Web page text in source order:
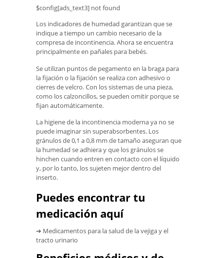
$config[ads_text3] not found
Los indicadores de humedad garantizan que se
indique a tiempo un cambio necesario de la
compresa de incontinencia. Ahora se encuentra
principalmente en pañales para bebés.
Se utilizan puntos de pegamento en la braga para
la fijación o la fijación se realiza con adhesivo o
cierres de velcro. Con los sistemas de una pieza,
como los calzoncillos, se pueden omitir porque se
fijan automáticamente.
La higiene de la incontinencia moderna ya no se
puede imaginar sin superabsorbentes. Los
gránulos de 0,1 a 0,8 mm de tamaño aseguran que
la humedad se adhiera y que los gránulos se
hinchen cuando entren en contacto con el líquido
y, por lo tanto, los sujeten mejor dentro del
inserto.
Puedes encontrar tu
medicación aquí
➔ Medicamentos para la salud de la vejiga y el
tracto urinario